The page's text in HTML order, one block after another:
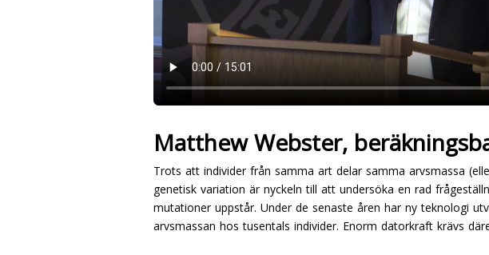
Matthew Webster,
Trots att individer från samma art delar samma arvsmassa
genetisk variation är nyckeln till att undersöka en rad
mutationer uppstår. Under de senaste åren har ny teknologi
arvsmassan hos tusentals individer. Enorm datorkraft krävs